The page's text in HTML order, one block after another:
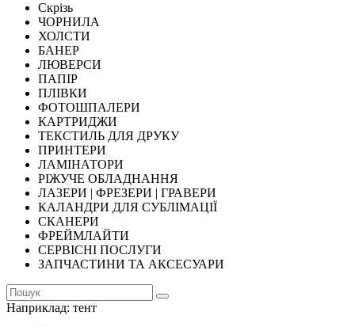
Скрізь
ЧОРНИЛА
ХОЛСТИ
БАНЕР
ЛЮВЕРСИ
ПАПІР
ПЛІВКИ
ФОТОШПАЛЕРИ
КАРТРИДЖИ
ТЕКСТИЛЬ ДЛЯ ДРУКУ
ПРИНТЕРИ
ЛАМІНАТОРИ
РІЖУЧЕ ОБЛАДНАННЯ
ЛАЗЕРИ | ФРЕЗЕРИ | ГРАВЕРИ
КАЛАНДРИ ДЛЯ СУБЛІМАЦІЇ
СКАНЕРИ
ФРЕЙМЛАЙТИ
СЕРВІСНІ ПОСЛУГИ
ЗАПЧАСТИНИ ТА АКСЕСУАРИ
Наприклад: тент